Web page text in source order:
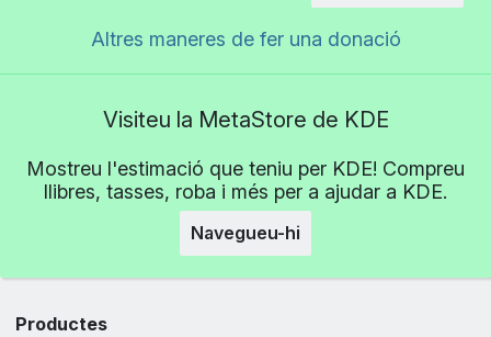
Altres maneres de fer una donació
Visiteu la MetaStore de KDE
Mostreu l'estimació que teniu per KDE! Compreu
llibres, tasses, roba i més per a ajudar a KDE.
Navegueu-hi
Productes